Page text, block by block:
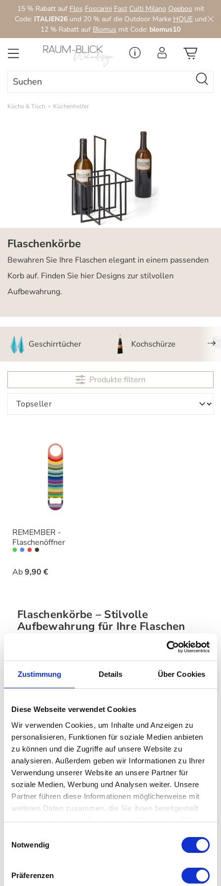
Zustimmung Details Über Cookies
Diese Webseite verwendet Cookies
Wir verwenden Cookies, um Inhalte und Anzeigen zu
personalisieren, Funktionen für soziale Medien anbieten
zu können und die Zugriffe auf unsere Website zu
analysieren. Außerdem geben wir Informationen zu Ihrer
Verwendung unserer Website an unsere Partner für
soziale Medien, Werbung und Analysen weiter. Unsere
Partner führen diese Informationen möglicherweise mit
weiteren Daten zusammen, die Sie ihnen bereitgestellt
haben oder die sie im Rahmen Ihrer Nutzung der Dienste
Datenschutzerklärung
Notwendig
Präferenzen
Zum Hauptinhalt springen
15 % Rabatt auf Flos Foscarini Fast Culti Milano Qeeboo mit
Code: ITALIEN26und 20 % auf die Outdoor Marke HOUEund
12 % Rabatt auf Blomus mit Code: blomus10
Küche & Tisch Küchenhelfer
Flaschenkörbe
Bewahren Sie Ihre Flaschen elegant in einem passenden
Korb auf. Finden Sie hier Designs zur stilvollen
Aufbewahrung.
Geschirrtücher Kochschürze
Produkte filtern
REMEMBER -
Flaschenöffner
Ab9,90 €
Varianten
Flaschenkörbe – Stilvolle
Aufbewahrung für Ihre Flaschen
Willkommen in der Kategorie Flaschenkörbe bei raum-
Flaschenkörben wie beispielsweise von der
die perfekte Lösung, um Ihre Flaschen stilvoll zu lagern
und zu präsentieren.
Warum Flaschenkörbe?
Flaschenkörbe bieten eine elegante Möglichkeit, Ihre
Wein-, Wasser- oder Ölflaschen zu organisieren. Sie sind
nicht nur funktional, sondern auch ein dekoratives
Element in Ihrer Küche, Ihrem Esszimmer oder Ihrer Bar.
Mit einem Flaschenkorb haben Sie Ihre Lieblingsflaschen
aufbewahren.
Flaschenkörbe als Geschenkidee